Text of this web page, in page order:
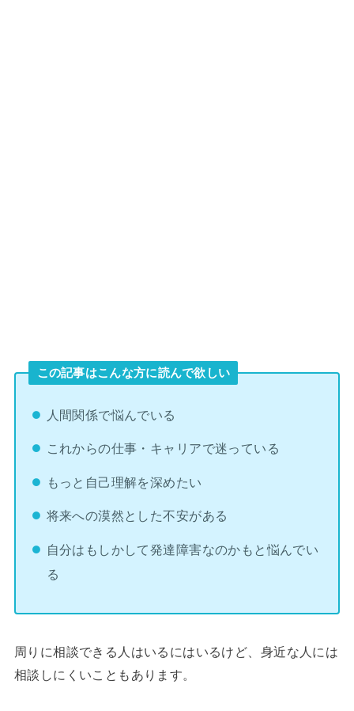
この記事はこんな方に読んで欲しい
人間関係で悩んでいる
これからの仕事・キャリアで迷っている
もっと自己理解を深めたい
将来への漠然とした不安がある
自分はもしかして発達障害なのかもと悩んでい
る
周りに相談できる人はいるにはいるけど、身近な人には
相談しにくいこともあります。